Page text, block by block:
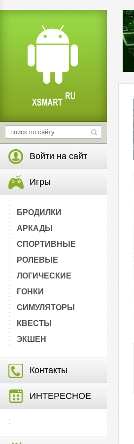
Войти на сайт
Игры
БРОДИЛКИ
АРКАДЫ
СПОРТИВНЫЕ
РОЛЕВЫЕ
ЛОГИЧЕСКИЕ
ГОНКИ
СИМУЛЯТОРЫ
КВЕСТЫ
ЭКШЕН
Контакты
ИНТЕРЕСНОЕ